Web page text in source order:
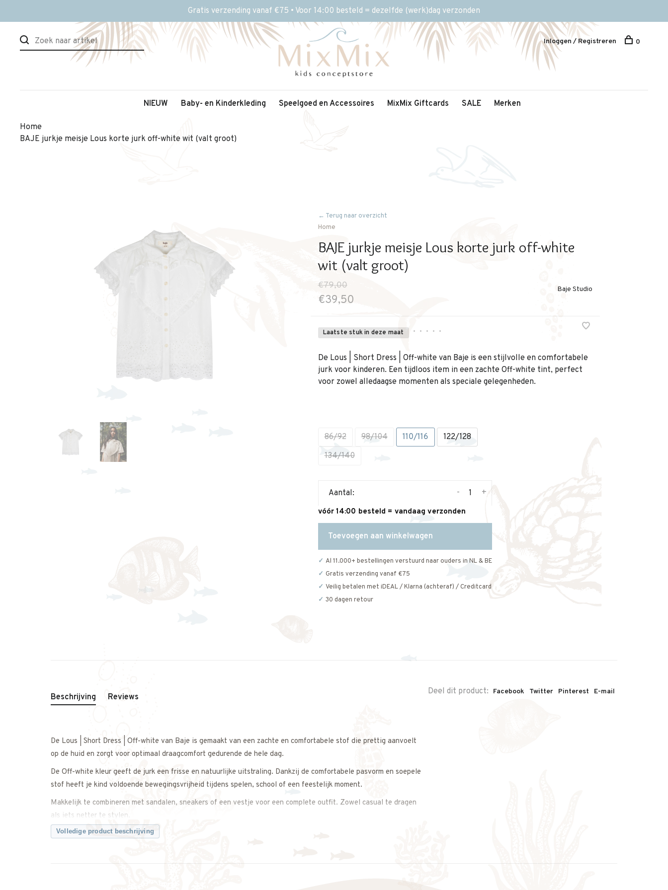
Gratis verzending vanaf €75 • Voor 14:00 besteld = dezelfde (werk)dag verzonden
NIEUW Baby- en Kinderkleding Speelgoed en Accessoires MixMix Giftcards SALE Merken
Inloggen / Registreren 0
Home
BAJE jurkje meisje Lous korte jurk off-white wit (valt groot)
← Terug naar overzicht
Home
BAJE jurkje meisje Lous korte jurk off-white
wit (valt groot)
€79,00
€39,50
Baje Studio
Laatste stuk in deze maat • • • • •
De Lous | Short Dress | Off-white van Baje is een stijlvolle en comfortabele
jurk voor kinderen. Een tijdloos item in een zachte Off-white tint, perfect
voor zowel alledaagse momenten als speciale gelegenheden.
86/92 98/104 110/116
122/128
134/140
Aantal: +
-
vóór 14:00 besteld = vandaag verzonden
Toevoegen aan winkelwagen
Al 11.000+ bestellingen verstuurd naar ouders in NL & BE
Gratis verzending vanaf €75
Veilig betalen met iDEAL / Klarna (achteraf) / Creditcard
30 dagen retour
Deel dit product: Facebook Twitter Pinterest E-mail
Beschrijving Reviews
De Lous | Short Dress | Off-white van Baje is gemaakt van een zachte en comfortabele stof die prettig aanvoelt
op de huid en zorgt voor optimaal draagcomfort gedurende de hele dag.
De Off-white kleur geeft de jurk een frisse en natuurlijke uitstraling. Dankzij de comfortabele pasvorm en soepele
stof heeft je kind voldoende bewegingsvrijheid tijdens spelen, school of een feestelijk moment.
Makkelijk te combineren met sandalen, sneakers of een vestje voor een complete outfit. Zowel casual te dragen
als iets netter te stylen.
Een veelzijdige short dress met een tijdloze en moderne uitstraling.
Twijfel je over de maat? Neem gerust contact met ons op. We meten de jurk graag voor je na, zodat je zeker weet
Volledige product beschrijving